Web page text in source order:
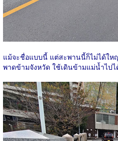
แม้จะชื่อแบบนี้ แต่สะพานนี้ก็ไม่ได้ให
พาดข้ามจังหวัด ใช้เดินข้ามแม่น้ำไปไ